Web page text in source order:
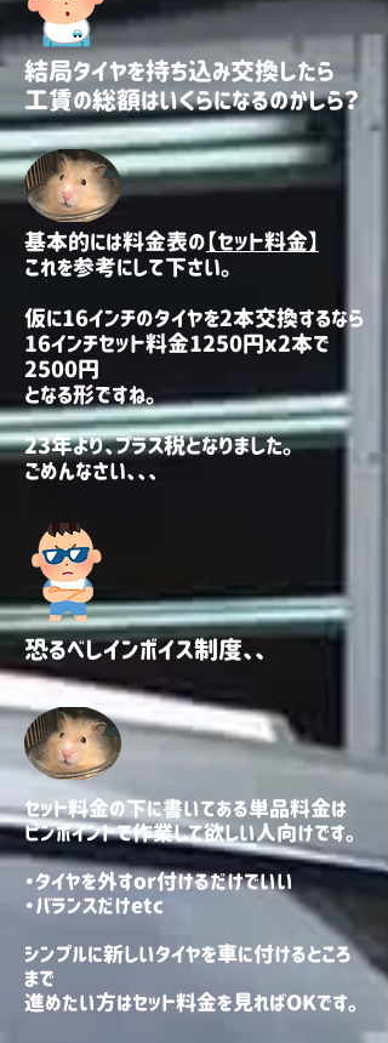
結局タイヤを持ち込み交換したら
​工賃の総額はいくらになるのかしら？
基本的には料金表の 【セット料金】
これを参考にして下さい。
仮に16インチのタイヤを2本交換するなら
16インチセット料金1250円x2本で
2500円
となる形ですね。
23年より、プラス税となりました。
​ごめんなさい、、、
恐るべしインボイス制度、、
セット料金の下に書いてある単品料金は
ピンポイントで作業して欲しい人向けです。
・タイヤを外すor付けるだけでいい
・バランスだけetc
シンプルに新しいタイヤを車に付けるところ
まで
​進めたい方はセット料金を見ればOKです。